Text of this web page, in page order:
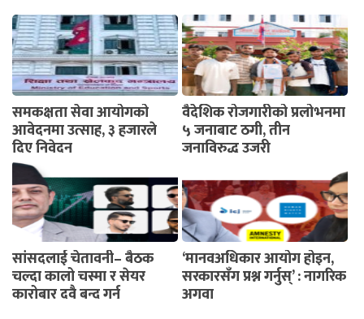
समकक्षता सेवा आयोगको
आवेदनमा उत्साह, ३ हजारले
दिए निवेदन
वैदेशिक रोजगारीको प्रलोभनमा
५ जनाबाट ठगी, तीन
जनाविरुद्ध उजुरी
सांसदलाई चेतावनी– बैठक
चल्दा कालो चस्मा र सेयर
कारोबार दुवै बन्द गर्नू
‘मानवअधिकार आयोग होइन,
सरकारसँग प्रश्न गर्नुस्’ : नागरिक
अगुवा